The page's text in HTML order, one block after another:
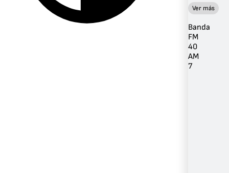
Ver más
Banda
FM
40
AM
7